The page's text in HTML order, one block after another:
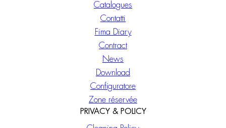
Catalogues
Contatti
Fima Diary
Contract
News
Download
Configuratore
Zone réservée
PRIVACY & POLICY